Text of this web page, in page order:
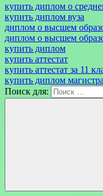
купить диплом о
купить диплом вуза
диплом о высшем
диплом о высшем
купить диплом
купить аттестат
купить аттестат за 11
купить диплом магистра
Поиск для: